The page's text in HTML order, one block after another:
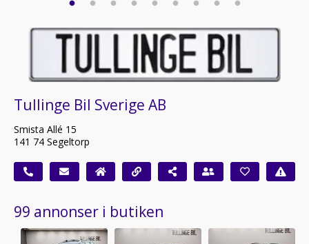
Tullinge Bil Sverige AB
Smista Allé 15
141 74 Segeltorp
99 annonser i butiken